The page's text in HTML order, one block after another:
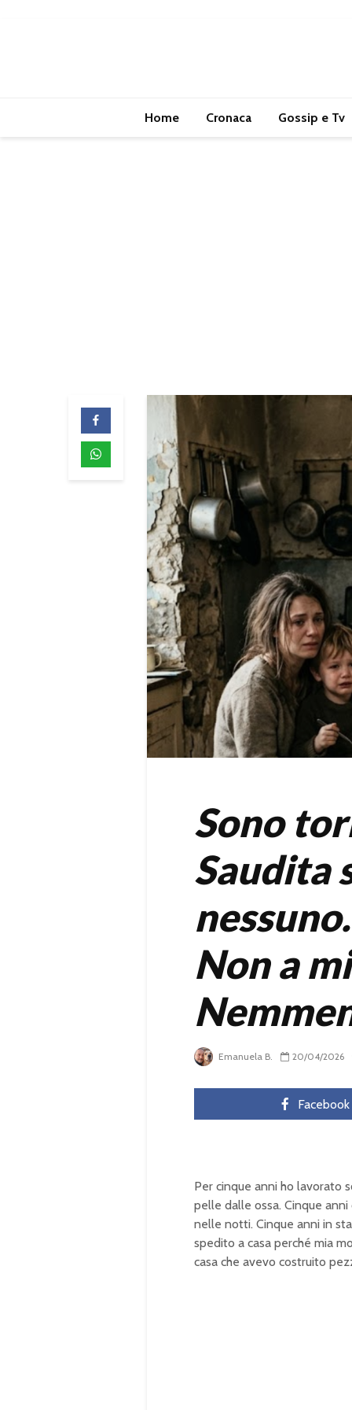
Home Cronaca Gossip e Tv
Sono
Saudita
Non a
Emanuela B. 20/04/2026
Facebook
Per cinque anni ho lavorato
pelle dalle ossa. Cinque
nelle notti. Cinque anni in
spedito a casa perché mia
casa che avevo costruito